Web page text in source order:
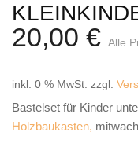
20,00 € Alle
inkl. 0 % MwSt. zzgl.
Bastelset für Kinder
Holzbaukasten,